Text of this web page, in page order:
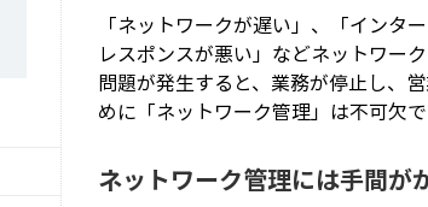
「ネットワークが遅い」、「インタ
レスポンスが悪い」などネットワー
問題が発生すると、業務が停止し、
めに「ネットワーク管理」は不可欠で
ネットワーク管理には手間が